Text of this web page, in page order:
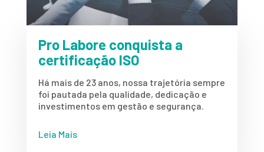
Pro Labore conquista a
certificação ISO
Há mais de 23 anos, nossa trajetória sempre
foi pautada pela qualidade, dedicação e
investimentos em gestão e segurança.
Leia Mais